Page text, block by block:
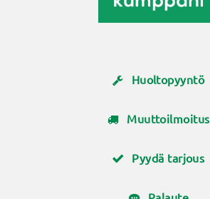
Huoltopyyntö
Muuttoilmoitus
Pyydä tarjous